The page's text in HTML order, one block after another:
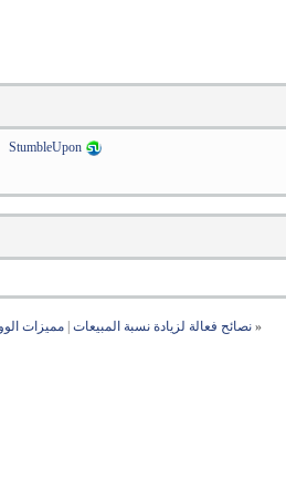
StumbleUpon
« نصائح فعالة لزيادة نسبة المبيعات |مميزات